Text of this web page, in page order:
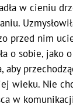
w cieniu
przed nim
o sobie, jako
aby
wieku. Nie
w